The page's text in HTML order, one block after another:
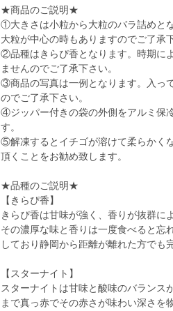
★商品のご説明★
①大きさは小粒から大粒のバラ詰めと
大粒が中心の時もありますのでご了承
②品種はきらぴ香となります。時期に
ませんのでご了承下さい。
③商品の写真は一例となります。入っ
のでご了承下さい。
④ジッパー付きの袋の外側をアルミ保
す。
⑤解凍するとイチゴが溶けて柔らかく
頂くことをお勧め致します。
★品種のご説明★
【きらぴ香】
きらぴ香は甘味が強く、香りが抜群に
その濃厚な味と香りは一度食べると忘
しており静岡から距離が離れた方でも
【スターナイト】
スターナイトは甘味と酸味のバランス
まで真っ赤でその赤さが味わい深さを